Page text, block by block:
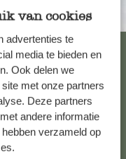
van cookies
advertenties te
media te bieden en
Ook delen we
met onze partners
Deze partners
andere informatie
verzameld op
opnemen met onze